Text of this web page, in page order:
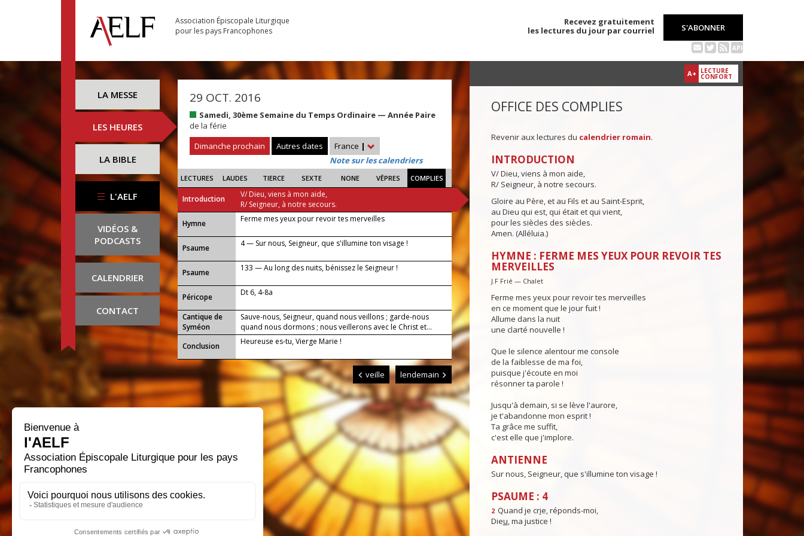
Association Épiscopale Liturgique
pour les pays Francophones
Recevez gratuitement
les lectures du jour par courriel
S'ABONNER
API
LA MESSE
LES HEURES
LA BIBLE
L'AELF
VIDÉOS &
PODCASTS
CALENDRIER
CONTACT
29 OCT. 2016
Samedi, 30ème Semaine du Temps Ordinaire — Année Paire
de la férie
Dimanche prochain
Autres dates France |
Note sur les calendriers
LECTURES LAUDES TIERCE SEXTE NONE VÊPRES COMPLIES
Introduction
V/ Dieu, viens à mon aide,
R/ Seigneur, à notre secours.
...
Hymne Ferme mes yeux pour revoir tes merveilles
Psaume 4 — Sur nous, Seigneur, que s'illumine ton visage !
Psaume 133 — Au long des nuits, bénissez le Seigneur !
Péricope Dt 6, 4-8a
Cantique de
Syméon
Sauve-nous, Seigneur, quand nous veillons ; garde-nous
quand nous dormons ; nous veillerons avec le Christ et...
Conclusion
Heureuse es-tu, Vierge Marie !
veille lendemain
A+ LECTURE
CONFORT
OFFICE DES COMPLIES
Revenir aux lectures du calendrier romain.
INTRODUCTION
V/ Dieu, viens à mon aide,
R/ Seigneur, à notre secours.
Gloire au Père, et au Fils et au Saint-Esprit,
au Dieu qui est, qui était et qui vient,
pour les siècles des siècles.
Amen. (Alléluia.)
HYMNE : FERME MES YEUX POUR REVOIR TES
MERVEILLES
J.F Frié — Chalet
Ferme mes yeux pour revoir tes merveilles
en ce moment que le jour fuit !
Allume dans la nuit
une clarté nouvelle !
Que le silence alentour me console
de la faiblesse de ma foi,
puisque j'écoute en moi
résonner ta parole !
Jusqu'à demain, si se lève l'aurore,
je t'abandonne mon esprit !
Ta grâce me suffit,
c'est elle que j'implore.
ANTIENNE
Sur nous, Seigneur, que s'illumine ton visage !
PSAUME : 4
2 Quand je crie, réponds-moi,
Dieu, ma justice !